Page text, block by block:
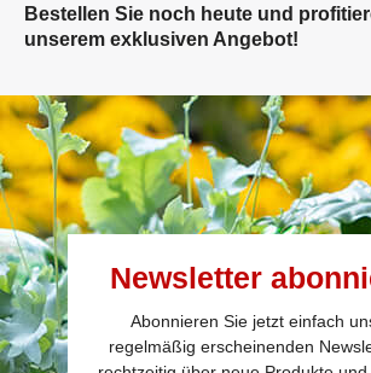
Bestellen Sie noch heute und
unserem exklusiven Angebot!
Newsletter
Abonnieren Sie jetzt einfach
regelmäßig erscheinenden